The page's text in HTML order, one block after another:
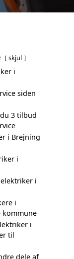
skjul
i
siden
3 tilbud
i Brejning
i
i
i
kommune
i
til
dele af